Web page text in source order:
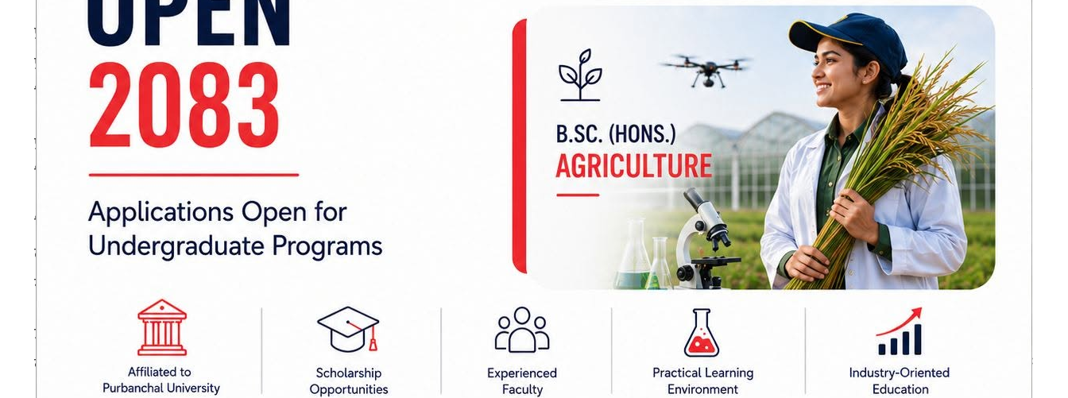
प्रहरीका अनुसार सोधपुछका क्रममा बडालले आफ्नो टिप्पणीप्रति खेद व्यक्त गर्दै भविष्यमा यस्ता गतिविधि नदोहोर्‍याउने
प्रतिबद्धता जनाएका छन्। उनले लिखित रूपमा माफी मागेपछि कडा चेतावनीसहित रिहा गरिएको इलाका प्रहरी कार्यालय
सिमराले जनाएको छ।
प्रहरीले सामाजिक सञ्जालमा हिंसा भड्काउने, कानून हातमा लिन उक्साउने तथा सार्वजनिक निकायका कर्मचारीलाई धम्की
दिने अभिव्यक्ति स्वीकार्य नहुने स्पष्ट पारेको छ।
डिभिजन वन कार्यालय बाराका डिभिजनल वन अधिकृत सुजितकुमार झाले वन अतिक्रमण नियन्त्रण तथा वन क्षेत्र संरक्षणका
लागि कानुनी प्रक्रियाअनुसार अभियान सञ्चालन भइरहेको भन्दै सामाजिक सञ्जालमा जिम्मेवार अभिव्यक्ति दिन सबैलाई आग्रह
गरे।
उनले सरकारी कामकारबाहीमा अवरोध पुर्‍याउने, कर्मचारी तथा सुरक्षाकर्मीलाई धम्की दिने वा हिंसात्मक गतिविधि उक्साउने
कार्य कानूनविपरीत हुने उल्लेख गर्दै यस्ता घटनामा आवश्यक कानुनी कारबाही गरिने चेतावनी दिए।
हरमित सिंह जनकपुर
बोल्ट्सको कप्तान
कांग्रेसको आत्मा नमर्ने
गरी एकताबद्ध
बनाउँछौँ: गगन थापा
लागुऔषधसहित
विभिन्न स्थानबाट २०
जना पक्राउ
बन्द र घाटामा
थलिएका केही
उद्योगमा आशालाग्दा
परिणाम देखिन थाले :
प्रधानमन्त्री शाह